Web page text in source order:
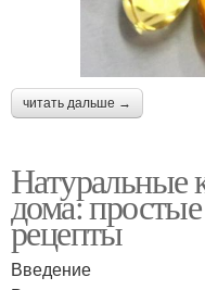
читать дальше →
Натуральные
дома:
рецепты
Введение